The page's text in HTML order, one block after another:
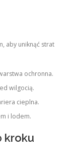
aby uniknąć strat
ochronna.
wilgocią.
cieplna.
i lodem.
kroku